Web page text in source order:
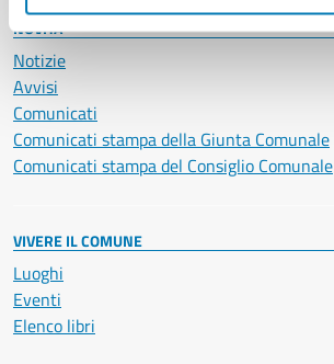
NOVITÀ
Notizie
Avvisi
Comunicati
Comunicati stampa della Giunta Comunale
Comunicati stampa del Consiglio Comunale
VIVERE IL COMUNE
Luoghi
Eventi
Elenco libri